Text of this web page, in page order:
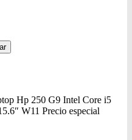
Hp 250 G9 Intel Core i5
W11 Precio especial